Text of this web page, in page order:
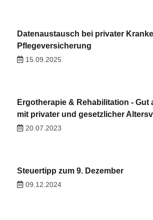
Datenaustausch bei privater
Pflegeversicherung
15.09.2025
Ergotherapie & Rehabilitation - Gut
mit privater und gesetzlicher
20.07.2023
Steuertipp zum 9. Dezember
09.12.2024